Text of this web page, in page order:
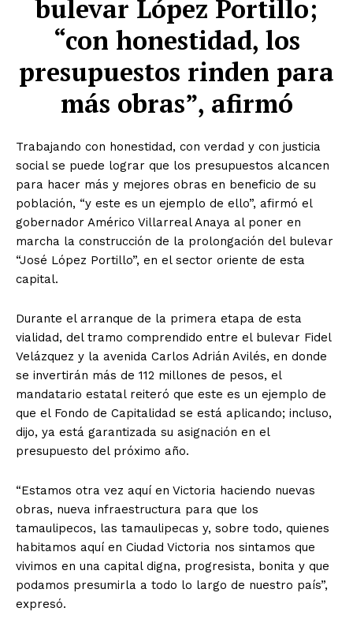
bulevar López Portillo;
“con honestidad, los
presupuestos rinden para
más obras”, afirmó
Trabajando con honestidad, con verdad y con justicia
social se puede lograr que los presupuestos alcancen
para hacer más y mejores obras en beneficio de su
población, “y este es un ejemplo de ello”, afirmó el
gobernador Américo Villarreal Anaya al poner en
marcha la construcción de la prolongación del bulevar
“José López Portillo”, en el sector oriente de esta
capital.
Durante el arranque de la primera etapa de esta
vialidad, del tramo comprendido entre el bulevar Fidel
Velázquez y la avenida Carlos Adrián Avilés, en donde
se invertirán más de 112 millones de pesos, el
mandatario estatal reiteró que este es un ejemplo de
que el Fondo de Capitalidad se está aplicando; incluso,
dijo, ya está garantizada su asignación en el
presupuesto del próximo año.
“Estamos otra vez aquí en Victoria haciendo nuevas
obras, nueva infraestructura para que los
tamaulipecos, las tamaulipecas y, sobre todo, quienes
habitamos aquí en Ciudad Victoria nos sintamos que
vivimos en una capital digna, progresista, bonita y que
podamos presumirla a todo lo largo de nuestro país”,
expresó.